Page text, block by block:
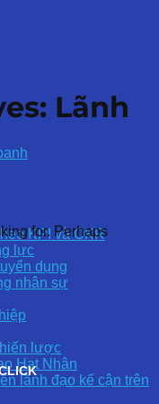
KPI và OKR
lực
dụng
nhân sự
lược
Hạt Nhân
lãnh đạo kế cận trên
Lãnh
for. Perhaps